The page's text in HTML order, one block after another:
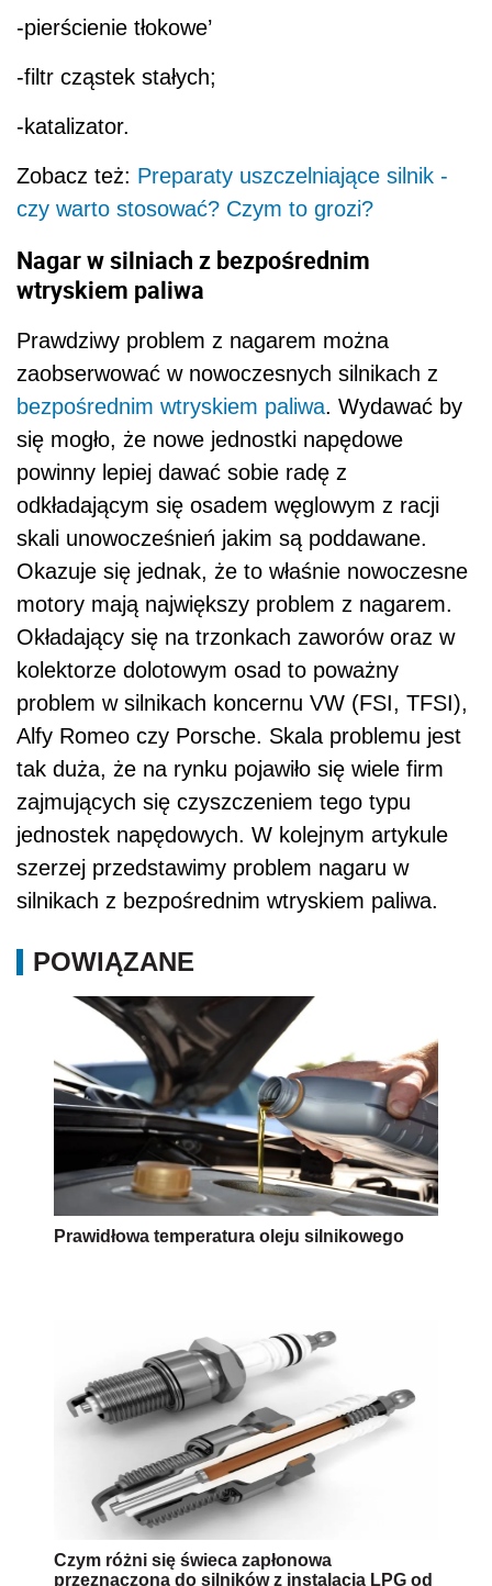
-pierścienie tłokowe’
-filtr cząstek stałych;
-katalizator.
Zobacz też: Preparaty uszczelniające silnik -
czy warto stosować? Czym to grozi?
Nagar w silniach z bezpośrednim
wtryskiem paliwa
Prawdziwy problem z nagarem można
zaobserwować w nowoczesnych silnikach z
bezpośrednim wtryskiem paliwa. Wydawać by
się mogło, że nowe jednostki napędowe
powinny lepiej dawać sobie radę z
odkładającym się osadem węglowym z racji
skali unowocześnień jakim są poddawane.
Okazuje się jednak, że to właśnie nowoczesne
motory mają największy problem z nagarem.
Okładający się na trzonkach zaworów oraz w
kolektorze dolotowym osad to poważny
problem w silnikach koncernu VW (FSI, TFSI),
Alfy Romeo czy Porsche. Skala problemu jest
tak duża, że na rynku pojawiło się wiele firm
zajmujących się czyszczeniem tego typu
jednostek napędowych. W kolejnym artykule
szerzej przedstawimy problem nagaru w
silnikach z bezpośrednim wtryskiem paliwa.
POWIĄZANE
Prawidłowa temperatura oleju silnikowego
Czym różni się świeca zapłonowa
przeznaczona do silników z instalacją LPG od